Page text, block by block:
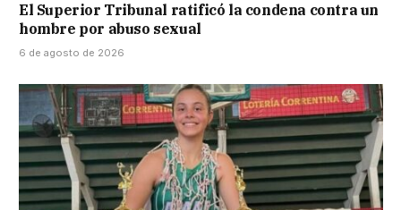
El Superior Tribunal ratificó la condena contra un
hombre por abuso sexual
6 de agosto de 2026